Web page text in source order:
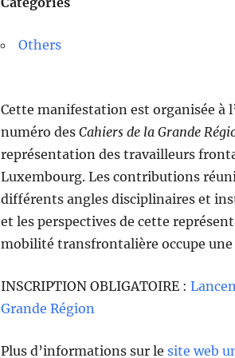
Others
Cette manifestation est organisée à
numéro des Cahiers de la Grande
représentation des travailleurs
Luxembourg. Les contributions
différents angles disciplinaires et
et les perspectives de cette
mobilité transfrontalière occupe une
INSCRIPTION OBLIGATOIRE :
Grande Région
Plus d’informations sur le site web